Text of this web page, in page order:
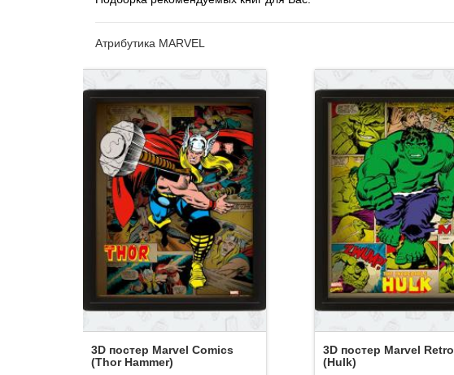
Атрибутика MARVEL
3D постер Marvel Comics
(Thor Hammer)
3D постер Marvel Retro
(Hulk)